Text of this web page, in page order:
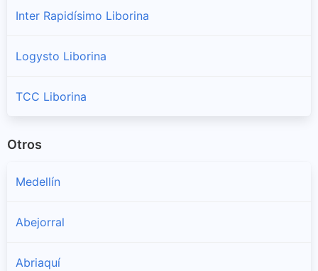
Inter Rapidísimo Liborina
Logysto Liborina
TCC Liborina
Otros
Medellín
Abejorral
Abriaquí